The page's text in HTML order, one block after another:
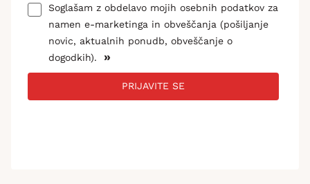
Soglašam z obdelavo mojih osebnih podatkov za
namen e-marketinga in obveščanja (pošiljanje
novic, aktualnih ponudb, obveščanje o
dogodkih).
»
PRIJAVITE SE